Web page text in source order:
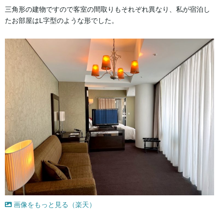
三角形の建物ですので客室の間取りもそれぞれ異なり、私が宿泊し
たお部屋はL字型のような形でした。
画像をもっと見る（楽天）